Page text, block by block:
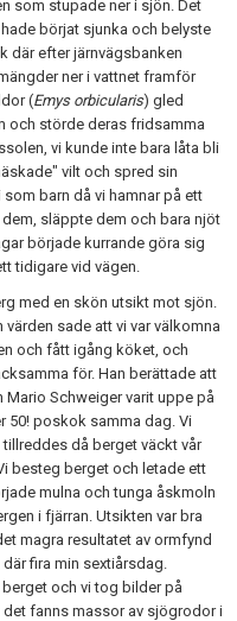
som stupade ner i sjön. Det
börjat sjunka och belyste
där efter järnvägsbanken
ner i vattnet framför
(Emys orbicularis) gled
och störde deras fridsamma
vi kunde inte bara låta bli
vilt och spred sin
barn då vi hamnar på ett
släppte dem och bara njöt
började kurrande göra sig
tidigare vid vägen.
med en skön utsikt mot sjön.
sade att vi var välkomna
och fått igång köket, och
för. Han berättade att
Mario Schweiger varit uppe på
50! poskok samma dag. Vi
då berget väckt vår
besteg berget och letade ett
mulna och tunga åskmoln
i fjärran. Utsikten var bra
magra resultatet av ormfynd
fira min sextiårsdag.
och vi tog bilder på
fanns massor av sjögrodor i